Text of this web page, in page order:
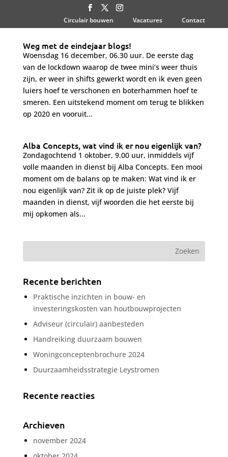
Circulair bouwen Vacatures Contact
Weg met de eindejaar blogs!
Woensdag 16 december, 06.30 uur. De eerste dag
van de lockdown waarop de twee mini’s weer thuis
zijn, er weer in shifts gewerkt wordt en ik even geen
luiers hoef te verschonen en boterhammen hoef te
smeren. Een uitstekend moment om terug te blikken
op 2020 en vooruit...
Alba Concepts, wat vind ik er nou eigenlijk van?
Zondagochtend 1 oktober, 9.00 uur, inmiddels vijf
volle maanden in dienst bij Alba Concepts. Een mooi
moment om de balans op te maken: Wat vind ik er
nou eigenlijk van? Zit ik op de juiste plek? Vijf
maanden in dienst, vijf woorden die het eerste bij
mij opkomen als...
Recente berichten
Praktische inzichten in bouw- en
investeringskosten van houtbouwprojecten
Adviseur (circulair) aanbesteden
Handreiking duurzaam bouwen
Woningconceptenbrochure 2024
Duurzaamheidsstrategie Leystromen
Recente reacties
Archieven
november 2024